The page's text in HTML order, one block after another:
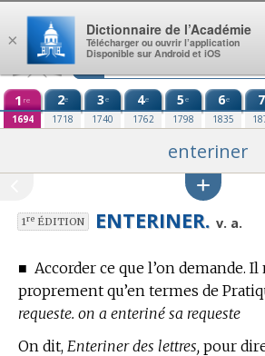
Aller au contenu
1 re
1694
2e
1718
3e
1740
4e
1762
5e
1798
6e
1835
7
enteriner
1reÉDITION ENTERINER. v. a.
■ Accorder ce que l’on demande. Il
proprement qu’en termes de
requeste. on a enteriné sa requeste
On dit, Enteriner des lettres, pour
×
Dictionnaire de l’Académie
Télécharger ou ouvrir l’application
Disponible sur Android et iOS